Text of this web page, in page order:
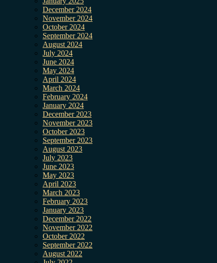
December 2024
November 2024
October 2024
September 2024
August 2024
July 2024
June 2024
May 2024
April 2024
March 2024
February 2024
January 2024
December 2023
November 2023
October 2023
September 2023
August 2023
July 2023
June 2023
May 2023
April 2023
March 2023
February 2023
January 2023
December 2022
November 2022
October 2022
September 2022
August 2022